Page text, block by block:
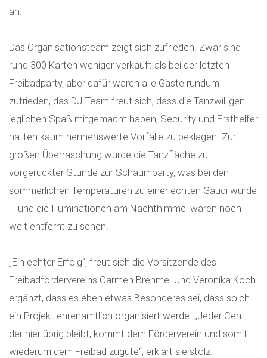
an.
Das Organisationsteam zeigt sich zufrieden. Zwar sind
rund 300 Karten weniger verkauft als bei der letzten
Freibadparty, aber dafür waren alle Gäste rundum
zufrieden, das DJ-Team freut sich, dass die Tanzwilligen
jeglichen Spaß mitgemacht haben, Security und Ersthelfer
hatten kaum nennenswerte Vorfälle zu beklagen. Zur
großen Überraschung wurde die Tanzfläche zu
vorgerückter Stunde zur Schaumparty, was bei den
sommerlichen Temperaturen zu einer echten Gaudi wurde
– und die Illuminationen am Nachthimmel waren noch
weit entfernt zu sehen.
„Ein echter Erfolg“, freut sich die Vorsitzende des
Freibadfördervereins Carmen Brehme. Und Veronika Koch
ergänzt, dass es eben etwas Besonderes sei, dass solch
ein Projekt ehrenamtlich organisiert werde. „Jeder Cent,
der hier übrig bleibt, kommt dem Förderverein und somit
wiederum dem Freibad zugute“, erklärt sie stolz.